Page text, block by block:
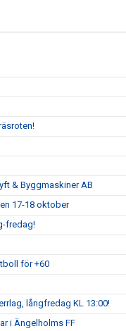
& Byggmaskiner AB
17-18 oktober
fredag!
för +60
långfredag KL 13:00!
i Ängelholms FF